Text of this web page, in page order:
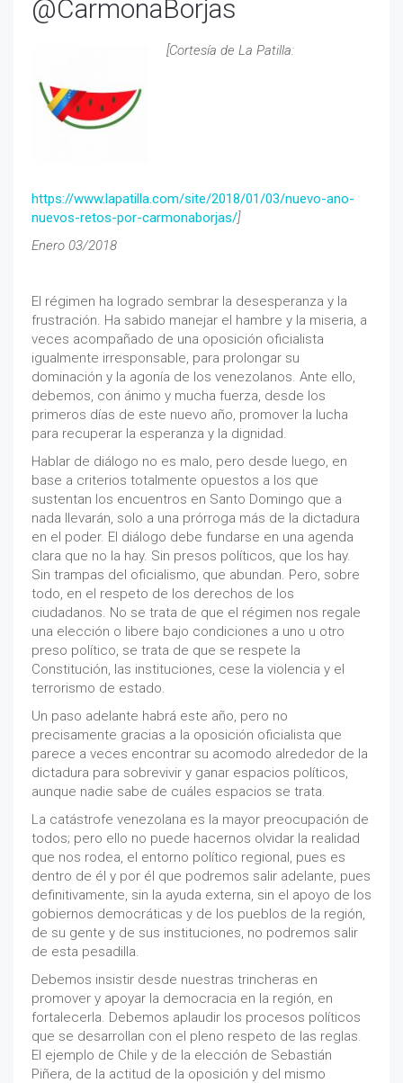
@CarmonaBorjas
[Cortesía de La Patilla:
https://www.lapatilla.com/site/2018/01/03/nuevo-ano-
nuevos-retos-por-carmonaborjas/]
Enero 03/2018
El régimen ha logrado sembrar la desesperanza y la
frustración. Ha sabido manejar el hambre y la miseria, a
veces acompañado de una oposición oficialista
igualmente irresponsable, para prolongar su
dominación y la agonía de los venezolanos. Ante ello,
debemos, con ánimo y mucha fuerza, desde los
primeros días de este nuevo año, promover la lucha
para recuperar la esperanza y la dignidad.
Hablar de diálogo no es malo, pero desde luego, en
base a criterios totalmente opuestos a los que
sustentan los encuentros en Santo Domingo que a
nada llevarán, solo a una prórroga más de la dictadura
en el poder. El diálogo debe fundarse en una agenda
clara que no la hay. Sin presos políticos, que los hay.
Sin trampas del oficialismo, que abundan. Pero, sobre
todo, en el respeto de los derechos de los
ciudadanos. No se trata de que el régimen nos regale
una elección o libere bajo condiciones a uno u otro
preso político, se trata de que se respete la
Constitución, las instituciones, cese la violencia y el
terrorismo de estado.
Un paso adelante habrá este año, pero no
precisamente gracias a la oposición oficialista que
parece a veces encontrar su acomodo alrededor de la
dictadura para sobrevivir y ganar espacios políticos,
aunque nadie sabe de cuáles espacios se trata.
La catástrofe venezolana es la mayor preocupación de
todos; pero ello no puede hacernos olvidar la realidad
que nos rodea, el entorno político regional, pues es
dentro de él y por él que podremos salir adelante, pues
definitivamente, sin la ayuda externa, sin el apoyo de los
gobiernos democráticas y de los pueblos de la región,
de su gente y de sus instituciones, no podremos salir
de esta pesadilla.
Debemos insistir desde nuestras trincheras en
promover y apoyar la democracia en la región, en
fortalecerla. Debemos aplaudir los procesos políticos
que se desarrollan con el pleno respeto de las reglas.
El ejemplo de Chile y de la elección de Sebastián
Piñera, de la actitud de la oposición y del mismo